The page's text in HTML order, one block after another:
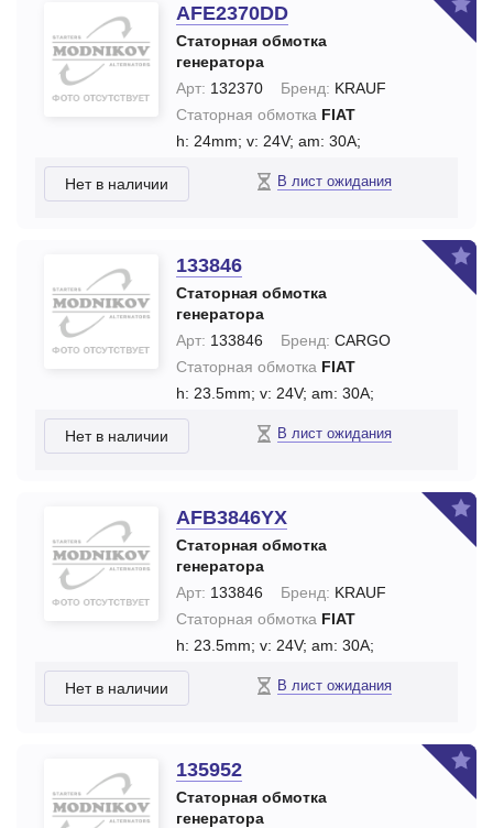
AFE2370DD
Статорная обмотка
генератора
Арт: 132370 Бренд: KRAUF
Статорная обмотка FIAT
h: 24mm; v: 24V; am: 30A;
Нет в наличии В лист ожидания
133846
Статорная обмотка
генератора
Арт: 133846 Бренд: CARGO
Статорная обмотка FIAT
h: 23.5mm; v: 24V; am: 30A;
Нет в наличии В лист ожидания
AFB3846YX
Статорная обмотка
генератора
Арт: 133846 Бренд: KRAUF
Статорная обмотка FIAT
h: 23.5mm; v: 24V; am: 30A;
Нет в наличии В лист ожидания
135952
Статорная обмотка
генератора